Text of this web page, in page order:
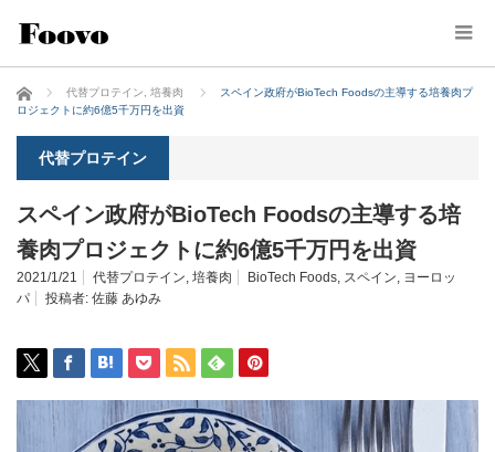
ホーム 代替プロテイン 培養肉
スペイン政府がBioTech Foodsの主導する培養肉プ
ロジェクトに約6億5千万円を出資
代替プロテイン
スペイン政府がBioTech Foodsの主導する培
養肉プロジェクトに約6億5千万円を出資
2021/1/21 代替プロテイン, 培養肉 BioTech Foods, スペイン, ヨーロッ
パ
投稿者: 佐藤 あゆみ